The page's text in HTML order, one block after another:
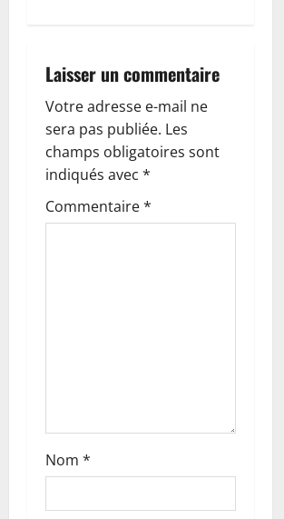
o
n
d
’
l
e
Laisser un commentaire
Votre adresse e-mail ne
sera pas publiée. Les
champs obligatoires sont
indiqués avec *
Commentaire*
Nom *